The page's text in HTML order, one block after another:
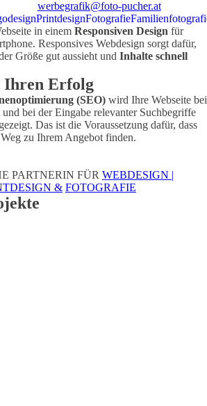
werbegrafik@foto-pucher.at
PrintdesignFotografie
in einem Responsiven Design für
Responsives Webdesign sorgt dafür,
Größe gut aussieht und Inhalte schnell
Ihren Erfolg
(SEO) wird Ihre Webseite bei
bei der Eingabe relevanter Suchbegriffe
Das ist die Voraussetzung dafür, dass
zu Ihrem Angebot finden.
PARTNERIN FÜR WEBDESIGN |
& FOTOGRAFIE